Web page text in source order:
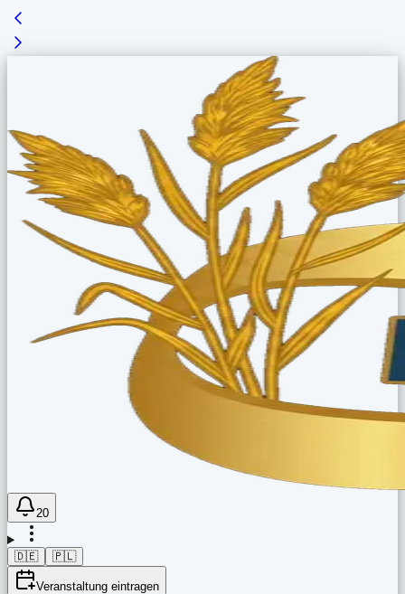
20
🇩🇪 🇵🇱
Veranstaltung eintragen